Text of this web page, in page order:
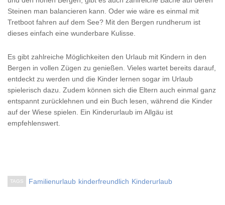
Steinen man balancieren kann. Oder wie wäre es einmal mit
Tretboot fahren auf dem See? Mit den Bergen rundherum ist
dieses einfach eine wunderbare Kulisse.
Es gibt zahlreiche Möglichkeiten den Urlaub mit Kindern in den
Bergen in vollen Zügen zu genießen. Vieles wartet bereits darauf,
entdeckt zu werden und die Kinder lernen sogar im Urlaub
spielerisch dazu. Zudem können sich die Eltern auch einmal ganz
entspannt zurücklehnen und ein Buch lesen, während die Kinder
auf der Wiese spielen. Ein Kinderurlaub im Allgäu ist
empfehlenswert.
TAGS Familienurlaub kinderfreundlich Kinderurlaub